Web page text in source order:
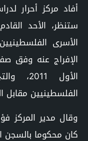
أفاد مركز أحرار
ستنظر، الأحد
الأسرى
الإفراج عنه وفق
الأول
الفلسطينيين مقابل
وقال مدير المركز
كان محكوما